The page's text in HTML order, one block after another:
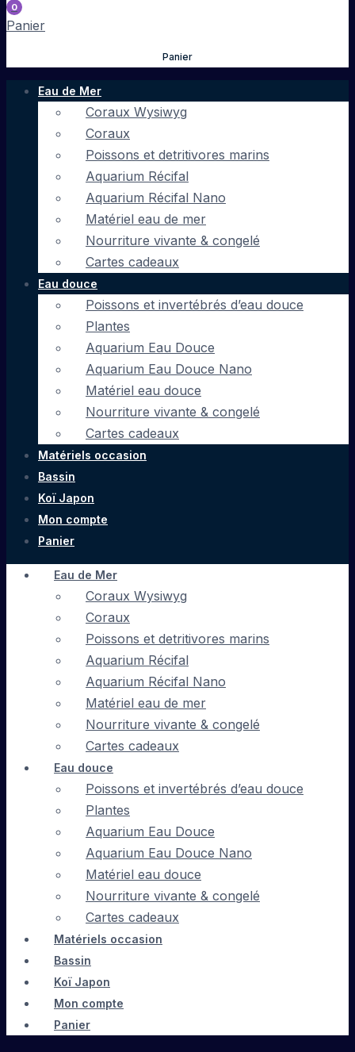
0
Panier
Panier
Eau de Mer
Coraux Wysiwyg
Coraux
Poissons et detritivores marins
Aquarium Récifal
Aquarium Récifal Nano
Matériel eau de mer
Nourriture vivante & congelé
Cartes cadeaux
Eau douce
Poissons et invertébrés d’eau douce
Plantes
Aquarium Eau Douce
Aquarium Eau Douce Nano
Matériel eau douce
Nourriture vivante & congelé
Cartes cadeaux
Matériels occasion
Bassin
Koï Japon
Mon compte
Panier
Eau de Mer
Coraux Wysiwyg
Coraux
Poissons et detritivores marins
Aquarium Récifal
Aquarium Récifal Nano
Matériel eau de mer
Nourriture vivante & congelé
Cartes cadeaux
Eau douce
Poissons et invertébrés d’eau douce
Plantes
Aquarium Eau Douce
Aquarium Eau Douce Nano
Matériel eau douce
Nourriture vivante & congelé
Cartes cadeaux
Matériels occasion
Bassin
Koï Japon
Mon compte
Panier